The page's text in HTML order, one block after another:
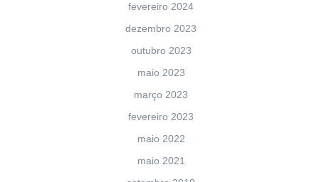
fevereiro 2024
dezembro 2023
outubro 2023
maio 2023
março 2023
fevereiro 2023
maio 2022
maio 2021